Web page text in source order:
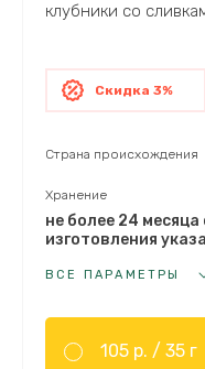
клубники со
Скидка 3%
Страна происхождения
Хранение
не более 24
изготовления
ВСЕ ПАРАМЕТРЫ
105 р. / 35 г